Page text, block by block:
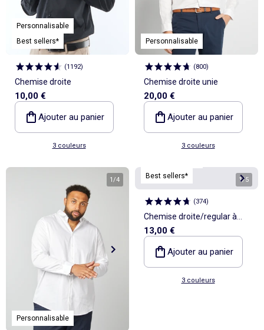
Personnalisable
Best sellers*
(1192)
Chemise droite
10,00 €
Ajouter au panier
3 couleurs
Personnalisable
(800)
Chemise droite unie
20,00 €
Ajouter au panier
3 couleurs
Personnalisable
1/4
Best sellers*
1/5
(374)
Chemise droite/regular à
pois
13,00 €
Ajouter au panier
3 couleurs